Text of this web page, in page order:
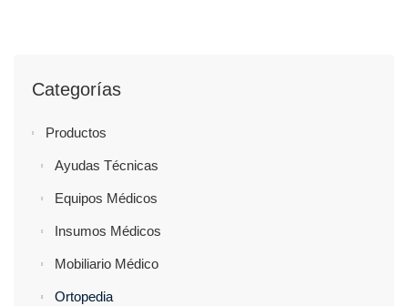
Categorías
Productos
Ayudas Técnicas
Equipos Médicos
Insumos Médicos
Mobiliario Médico
Ortopedia